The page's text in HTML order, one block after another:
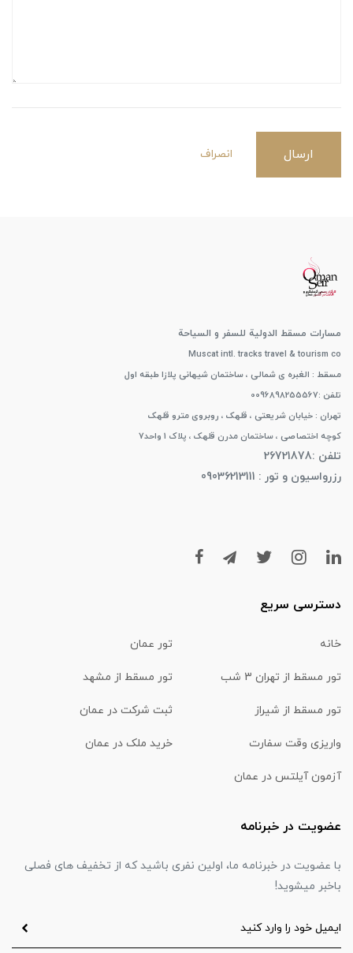
ارسال انصراف
مسارات مسقط الدولیة للسفر و السیاحة
Muscat intl. tracks travel & tourism co
مسقط : الغبره ی شمالی ، ساختمان شیهانی پلازا طبقه اول
تلفن :0096898255567
تهران : خیابان شریعتی ، قلهک ، روبروی مترو قلهک
کوچه اختصاصی ، ساختمان مدرن قلهک ، پلاک 1 واحد7
تلفن :26721878
رزرواسیون و تور : 09036213111
دسترسی سریع
خانه تور عمان
تور مسقط از تهران 3 شب تور مسقط از مشهد
تور مسقط از شیراز ثبت شرکت در عمان
واریزی وقت سفارت خرید ملک در عمان
آزمون آیلتس در عمان
عضویت در خبرنامه
با عضویت در خبرنامه ما، اولین نفری باشید که از تخفیف های فصلی
باخبر میشوید!